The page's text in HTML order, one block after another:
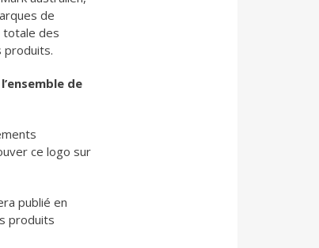
de
totale des
produits.
de
ce logo sur
publié en
produits